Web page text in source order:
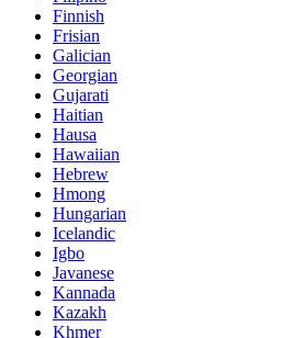
Finnish
Frisian
Galician
Georgian
Gujarati
Haitian
Hausa
Hawaiian
Hebrew
Hmong
Hungarian
Icelandic
Igbo
Javanese
Kannada
Kazakh
Khmer